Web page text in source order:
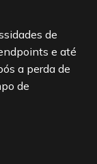
de
e até
a perda de
de